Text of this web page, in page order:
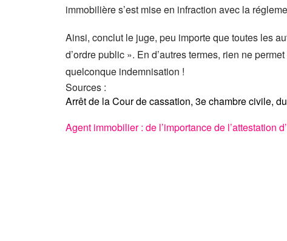
immobilière s’est mise en infraction avec la
Ainsi, conclut le juge, peu importe que toutes les
d’ordre public ». En d’autres termes, rien ne
quelconque indemnisation !
Sources :
Arrêt de la Cour de cassation, 3e chambre civile,
Agent immobilier : de l’importance de l’attestation